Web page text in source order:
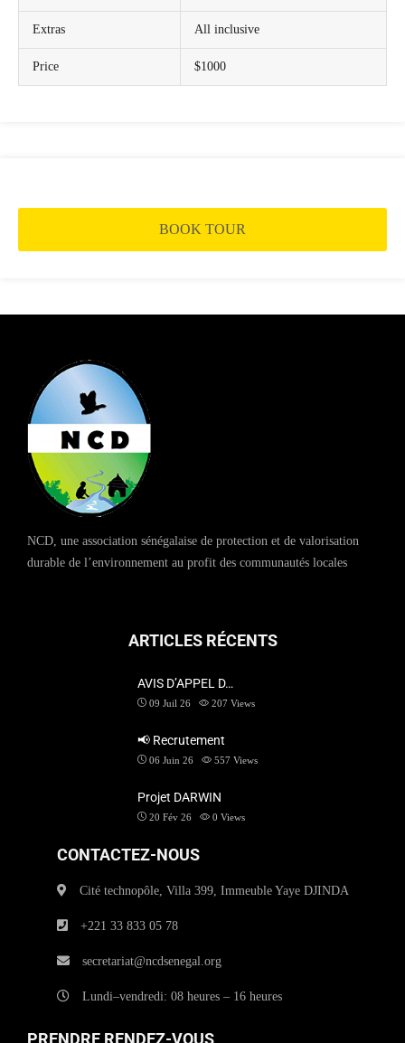
Extras All inclusive
Price $1000
BOOK TOUR
NCD, une association sénégalaise de protection et de valorisation
durable de l’environnement au profit des communautés locales
ARTICLES RÉCENTS
AVIS D’APPEL D…
09 Juil 26 207 Views
📢 Recrutement
06 Juin 26 557 Views
Projet DARWIN
20 Fév 26 0 Views
CONTACTEZ-NOUS
Cité technopôle, Villa 399, Immeuble Yaye DJINDA
+221 33 833 05 78
secretariat@ncdsenegal.org
Lundi–vendredi: 08 heures – 16 heures
PRENDRE RENDEZ-VOUS